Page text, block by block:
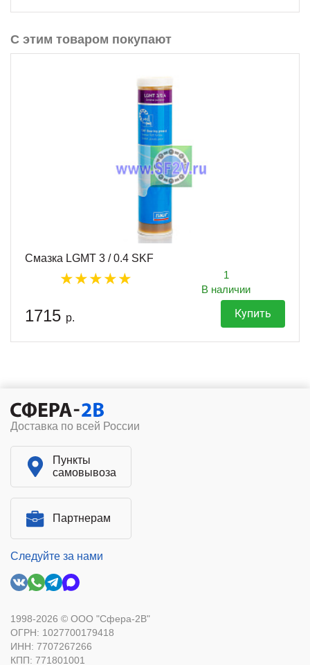
С этим товаром покупают
Смазка LGMT 3 / 0.4 SKF
1
В наличии
1715 р. Купить
Доставка по всей России
Пункты
самовывоза
Партнерам
Следуйте за нами
1998-2026 © ООО "Сфера-2В"
ОГРН: 1027700179418
ИНН: 7707267266
КПП: 771801001